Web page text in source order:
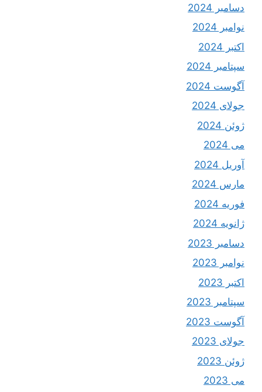
دسامبر 2024
نوامبر 2024
اکتبر 2024
سپتامبر 2024
آگوست 2024
جولای 2024
ژوئن 2024
می 2024
آوریل 2024
مارس 2024
فوریه 2024
ژانویه 2024
دسامبر 2023
نوامبر 2023
اکتبر 2023
سپتامبر 2023
آگوست 2023
جولای 2023
ژوئن 2023
می 2023